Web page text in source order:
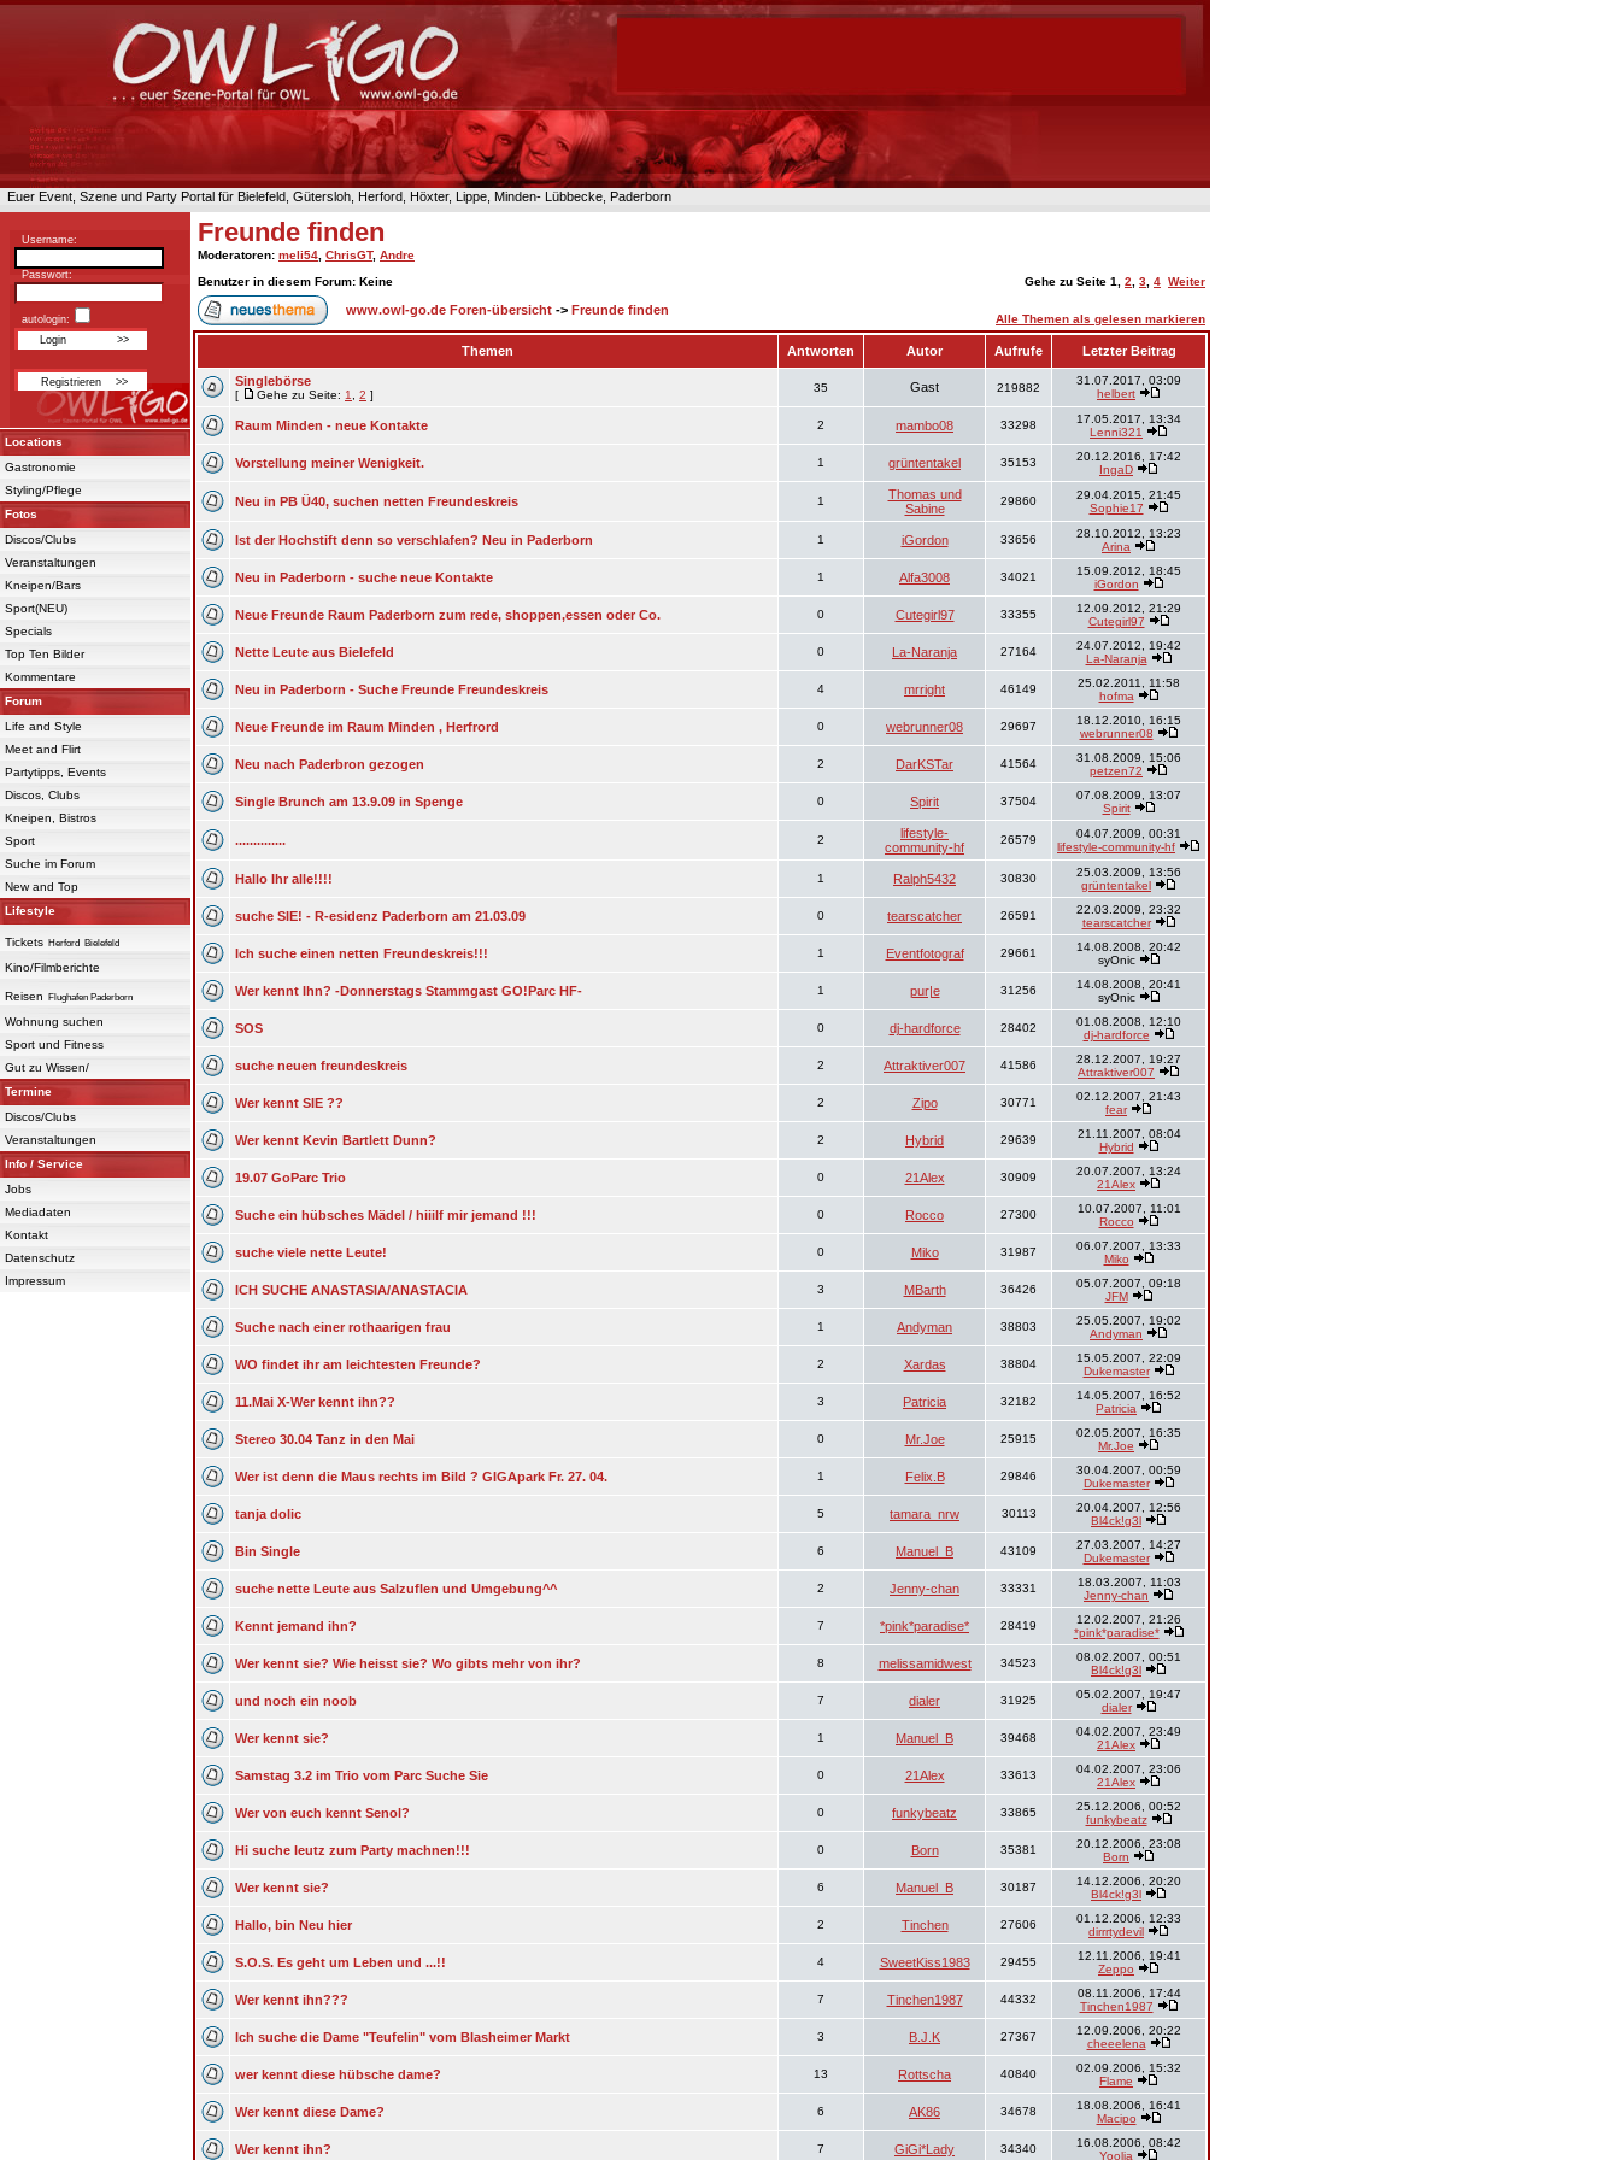
Euer Event, Szene und Party Portal für Bielefeld, Gütersloh, Herford, Höxter, Lippe, Minden- Lübbecke, Paderborn
Username:
Passwort:
autologin:
Locations
Gastronomie
Styling/Pflege
Fotos
Discos/Clubs
Veranstaltungen
Kneipen/Bars
Sport(NEU)
Specials
Top Ten Bilder
Kommentare
Forum
Life and Style
Meet and Flirt
Partytipps, Events
Discos, Clubs
Kneipen, Bistros
Sport
Suche im Forum
New and Top
Lifestyle
Tickets Herford Bielefeld
Kino/Filmberichte
Reisen Flughafen Paderborn
Wohnung suchen
Sport und Fitness
Gut zu Wissen/
Termine
Discos/Clubs
Veranstaltungen
Info / Service
Jobs
Mediadaten
Kontakt
Datenschutz
Impressum
Freunde finden
Moderatoren: meli54 ChrisGT, Andre
Benutzer in diesem Forum: Keine
Gehe zu Seite 1 2 3 4 Weiter
www.owl-go.de Foren-übersicht -> Freunde finden
Alle Themen als gelesen markieren
Themen Antworten Autor Aufrufe Letzter Beitrag
Singlebörse
[ Gehe zu Seite: 1 2 ]
35 Gast 219882
31.07.2017, 03:09
helbert
Raum Minden - neue Kontakte 2 mambo08 33298
17.05.2017, 13:34
Lenni321
Vorstellung meiner Wenigkeit. 1 grüntentakel 35153
20.12.2016, 17:42
IngaD
Neu in PB Ü40, suchen netten Freundeskreis 1
Thomas und
Sabine
29860
29.04.2015, 21:45
Sophie17
Ist der Hochstift denn so verschlafen? Neu in Paderborn 1 iGordon 33656
28.10.2012, 13:23
Arina
Neu in Paderborn - suche neue Kontakte 1 Alfa3008 34021
15.09.2012, 18:45
iGordon
Neue Freunde Raum Paderborn zum rede, shoppen,essen oder Co. 0 Cutegirl97 33355
12.09.2012, 21:29
Cutegirl97
Nette Leute aus Bielefeld 0 La-Naranja 27164
24.07.2012, 19:42
La-Naranja
Neu in Paderborn - Suche Freunde Freundeskreis 4 mrright 46149
25.02.2011, 11:58
hofma
Neue Freunde im Raum Minden , Herfrord 0 webrunner08 29697
18.12.2010, 16:15
webrunner08
Neu nach Paderbron gezogen 2 DarKSTar 41564
31.08.2009, 15:06
petzen72
Single Brunch am 13.9.09 in Spenge 0 Spirit 37504
07.08.2009, 13:07
Spirit
.............. 2
lifestyle-
community-hf
26579
04.07.2009, 00:31
lifestyle-community-hf
Hallo Ihr alle!!!! 1 Ralph5432 30830
25.03.2009, 13:56
grüntentakel
suche SIE! - R-esidenz Paderborn am 21.03.09 0 tearscatcher 26591
22.03.2009, 23:32
tearscatcher
Ich suche einen netten Freundeskreis!!! 1 Eventfotograf 29661
14.08.2008, 20:42
syOnic
Wer kennt Ihn? -Donnerstags Stammgast GO!Parc HF- 1 pur|e 31256
14.08.2008, 20:41
syOnic
SOS 0 dj-hardforce 28402
01.08.2008, 12:10
dj-hardforce
suche neuen freundeskreis 2 Attraktiver007 41586
28.12.2007, 19:27
Attraktiver007
Wer kennt SIE ?? 2 Zipo 30771
02.12.2007, 21:43
fear
Wer kennt Kevin Bartlett Dunn? 2 Hybrid 29639
21.11.2007, 08:04
Hybrid
19.07 GoParc Trio 0 21Alex 30909
20.07.2007, 13:24
21Alex
Suche ein hübsches Mädel / hiiilf mir jemand !!! 0 Rocco 27300
10.07.2007, 11:01
Rocco
suche viele nette Leute! 0 Miko 31987
06.07.2007, 13:33
Miko
ICH SUCHE ANASTASIA/ANASTACIA 3 MBarth 36426
05.07.2007, 09:18
JFM
Suche nach einer rothaarigen frau 1 Andyman 38803
25.05.2007, 19:02
Andyman
WO findet ihr am leichtesten Freunde? 2 Xardas 38804
15.05.2007, 22:09
Dukemaster
11.Mai X-Wer kennt ihn?? 3 Patricia 32182
14.05.2007, 16:52
Patricia
Stereo 30.04 Tanz in den Mai 0 Mr.Joe 25915
02.05.2007, 16:35
Mr.Joe
Wer ist denn die Maus rechts im Bild ? GIGApark Fr. 27. 04. 1 Felix.B 29846
30.04.2007, 00:59
Dukemaster
tanja dolic 5 tamara_nrw 30113
20.04.2007, 12:56
Bl4ck!g3l
Bin Single 6 Manuel_B 43109
27.03.2007, 14:27
Dukemaster
suche nette Leute aus Salzuflen und Umgebung^^ 2 Jenny-chan 33331
18.03.2007, 11:03
Jenny-chan
Kennt jemand ihn? 7 *pink*paradise* 28419
12.02.2007, 21:26
*pink*paradise*
Wer kennt sie? Wie heisst sie? Wo gibts mehr von ihr? 8 melissamidwest 34523
08.02.2007, 00:51
Bl4ck!g3l
und noch ein noob 7 dialer 31925
05.02.2007, 19:47
dialer
Wer kennt sie? 1 Manuel_B 39468
04.02.2007, 23:49
21Alex
Samstag 3.2 im Trio vom Parc Suche Sie 0 21Alex 33613
04.02.2007, 23:06
21Alex
Wer von euch kennt Senol? 0 funkybeatz 33865
25.12.2006, 00:52
funkybeatz
Hi suche leutz zum Party machnen!!! 0 Born 35381
20.12.2006, 23:08
Born
Wer kennt sie? 6 Manuel_B 30187
14.12.2006, 20:20
Bl4ck!g3l
Hallo, bin Neu hier 2 Tinchen 27606
01.12.2006, 12:33
dirrrtydevil
S.O.S. Es geht um Leben und ...!! 4 SweetKiss1983 29455
12.11.2006, 19:41
Zeppo
Wer kennt ihn??? 7 Tinchen1987 44332
08.11.2006, 17:44
Tinchen1987
Ich suche die Dame "Teufelin" vom Blasheimer Markt 3 B.J.K 27367
12.09.2006, 20:22
cheeelena
wer kennt diese hübsche dame? 13 Rottscha 40840
02.09.2006, 15:32
Flame
Wer kennt diese Dame? 6 AK86 34678
18.08.2006, 16:41
Macipo
Wer kennt ihn? 7 GiGi*Lady 34340
16.08.2006, 08:42
Yoolia